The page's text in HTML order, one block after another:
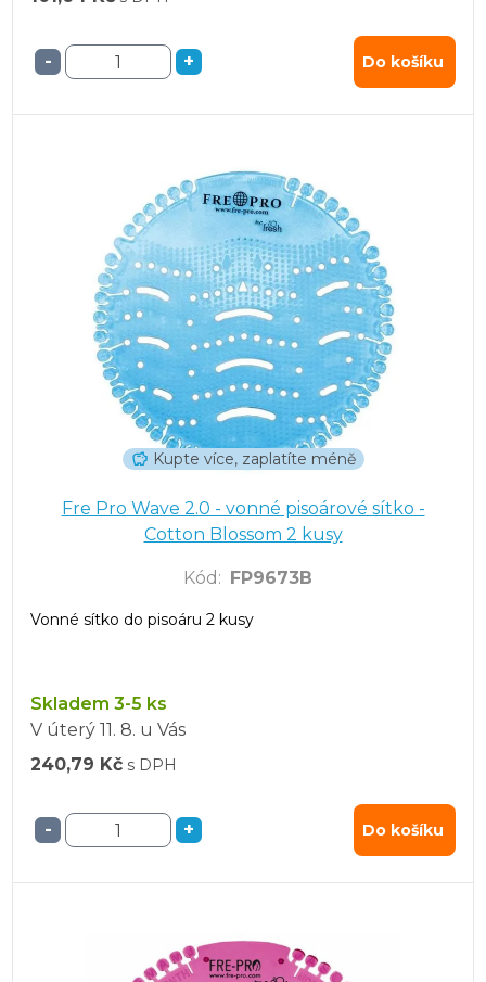
- + Do košíku
Kupte více, zaplatíte méně
Fre Pro Wave 2.0 - vonné pisoárové sítko -
Cotton Blossom 2 kusy
Kód : FP9673B
Vonné sítko do pisoáru 2 kusy
Skladem 3-5 ks
V úterý 11. 8. u Vás
240,79 Kč s DPH
- + Do košíku